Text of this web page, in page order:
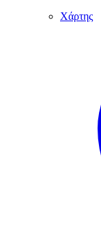
Χάρτης